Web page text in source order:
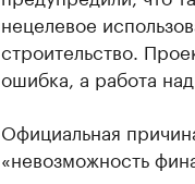
нецелевое
строительство.
ошибка, а работа
Официальная
«невозможность